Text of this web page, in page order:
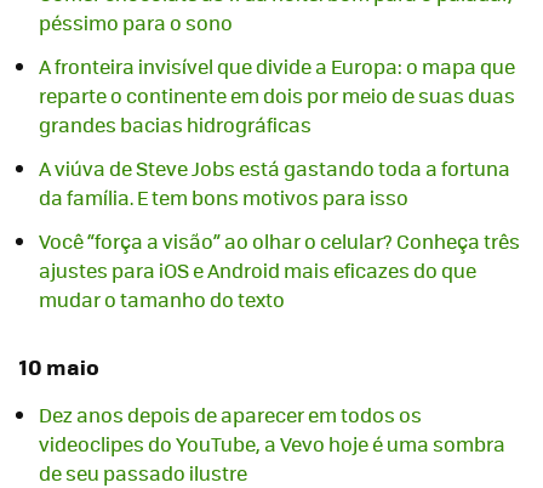
péssimo para o sono
A fronteira invisível que divide a Europa: o mapa que
reparte o continente em dois por meio de suas duas
grandes bacias hidrográficas
A viúva de Steve Jobs está gastando toda a fortuna
da família. E tem bons motivos para isso
Você “força a visão” ao olhar o celular? Conheça três
ajustes para iOS e Android mais eficazes do que
mudar o tamanho do texto
10 maio
Dez anos depois de aparecer em todos os
videoclipes do YouTube, a Vevo hoje é uma sombra
de seu passado ilustre